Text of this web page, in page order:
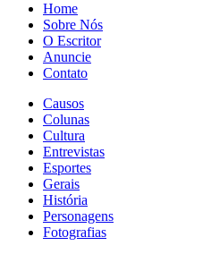
Home
Sobre Nós
O Escritor
Anuncie
Contato
Causos
Colunas
Cultura
Entrevistas
Esportes
Gerais
História
Personagens
Fotografias